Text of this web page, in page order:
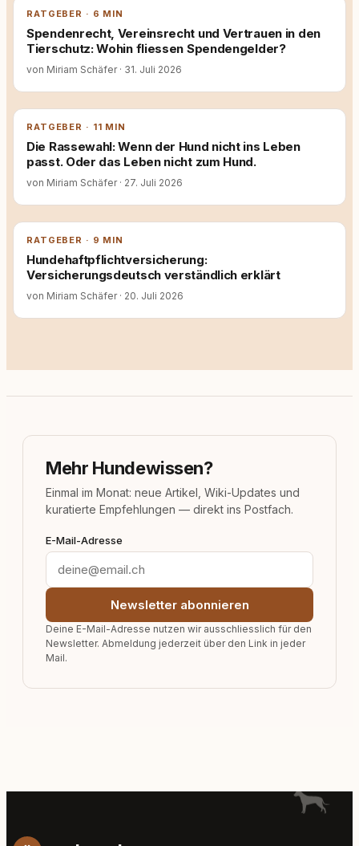
RATGEBER · 6 MIN
Spendenrecht, Vereinsrecht und Vertrauen in den
Tierschutz: Wohin fliessen Spendengelder?
von Miriam Schäfer · 31. Juli 2026
RATGEBER · 11 MIN
Die Rassewahl: Wenn der Hund nicht ins Leben
passt. Oder das Leben nicht zum Hund.
von Miriam Schäfer · 27. Juli 2026
RATGEBER · 9 MIN
Hundehaftpflichtversicherung:
Versicherungsdeutsch verständlich erklärt
von Miriam Schäfer · 20. Juli 2026
Mehr Hundewissen?
Einmal im Monat: neue Artikel, Wiki-Updates und
kuratierte Empfehlungen — direkt ins Postfach.
E-Mail-Adresse
Newsletter abonnieren
Deine E-Mail-Adresse nutzen wir ausschliesslich für den
Newsletter. Abmeldung jederzeit über den Link in jeder
Mail.